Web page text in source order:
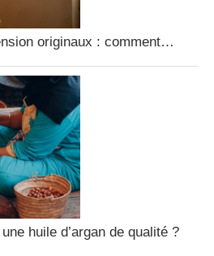
originaux : comment…
huile d’argan de qualité ?